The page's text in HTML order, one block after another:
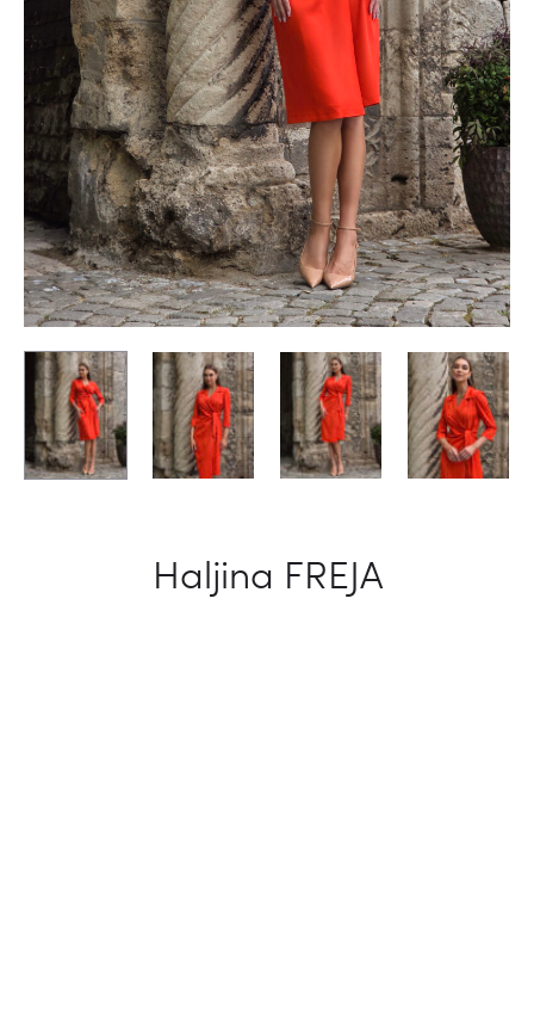
Haljina FREJA